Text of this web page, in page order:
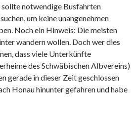
notwendige Busfahrten
um keine unangenehmen
Noch ein Hinweis: Die meisten
wandern wollen. Doch wer dies
dass viele Unterkünfte
des Schwäbischen Albvereins)
gerade in dieser Zeit geschlossen
Honau hinunter gefahren und habe